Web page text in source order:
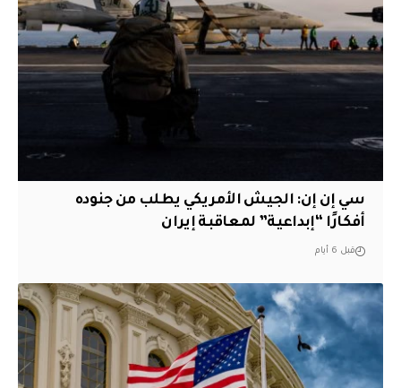
سي إن إن: الجيش الأمريكي يطلب من جنوده
أفكارًا “إبداعية” لمعاقبة إيران
قبل 6 أيام